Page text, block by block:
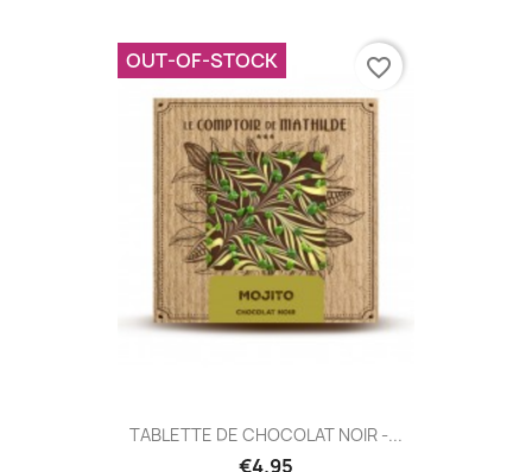
TABLETTE DE CHOCOLAT NOIR -...
€4.95
OUT-OF-STOCK favorite_border